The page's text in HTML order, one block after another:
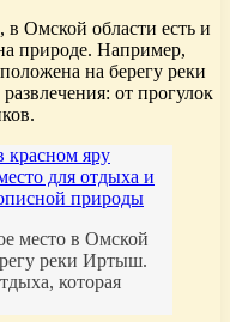
Омской области есть и
природе. Например,
на берегу реки
от прогулок
красном яру
для отдыха и
природы
место в Омской
реки Иртыш.
которая